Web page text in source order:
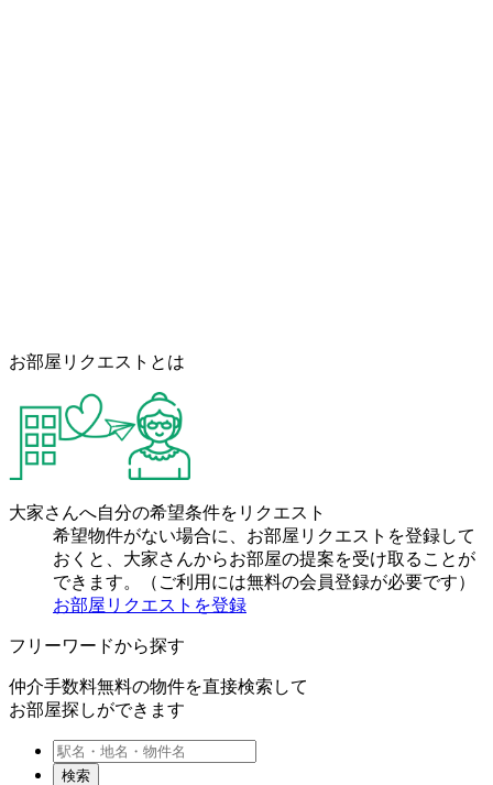
お部屋リクエストとは
大家さんへ自分の希望条件をリクエスト
希望物件がない場合に、お部屋リクエストを登録して
おくと、大家さんからお部屋の提案を受け取ることが
できます。（ご利用には無料の会員登録が必要です）
お部屋リクエストを登録
フリーワードから探す
仲介手数料無料の物件を直接検索して
お部屋探しができます
検索